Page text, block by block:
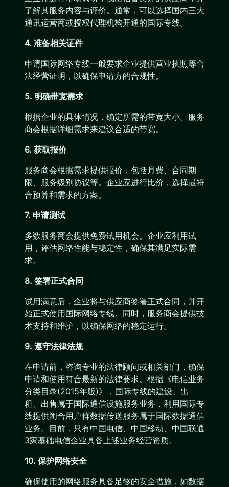
了解其服务内容与评价。通常，可以选择国内三大
通讯运营商或授权代理机构开通的国际专线。
4. 准备相关证件
申请国际网络专线一般要求企业提供营业执照等合
法经营证明，以确保申请方的合规性。
5. 明确带宽需求
根据企业的具体情况，确定所需的带宽大小。服务
商会根据详细需求来建议合适的带宽。
6. 获取报价
服务商会根据需求提供报价，包括月费、合同期
限、服务级别协议等。企业应进行比价，选择最符
合预算和需求的方案。
7. 申请测试
多数服务商会提供免费试用机会。企业应利用试
用，评估网络性能与稳定性，确保其满足实际需
求。
8. 签署正式合同
试用满意后，企业将与供应商签署正式合同，并开
始正式使用国际网络专线。同时，服务商会提供技
术支持和维护，以确保网络的稳定运行。
9. 遵守法律法规
在申请前，咨询专业的法律顾问或相关部门，确保
申请和使用符合最新的法律要求。根据《电信业务
分类目录(2015年版)》，国际专线的建设、出
租、出售属于国际通信设施服务业务，利用国际专
线提供闭合用户群数据传送服务属于国际数据通信
业务。目前，只有中国电信、中国移动、中国联通
3家基础电信企业具备上述业务经营资质。
10. 保护网络安全
确保使用的网络服务具备足够的安全措施，如数据